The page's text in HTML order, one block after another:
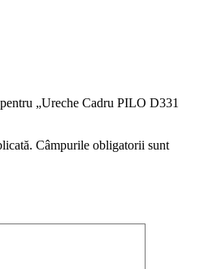
„Ureche Cadru PILO D331
Câmpurile obligatorii sunt